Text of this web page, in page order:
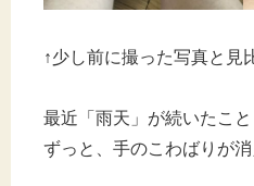
↑少し前に撮った写真と見
最近「雨天」が続いたこと
ずっと、手のこわばりが